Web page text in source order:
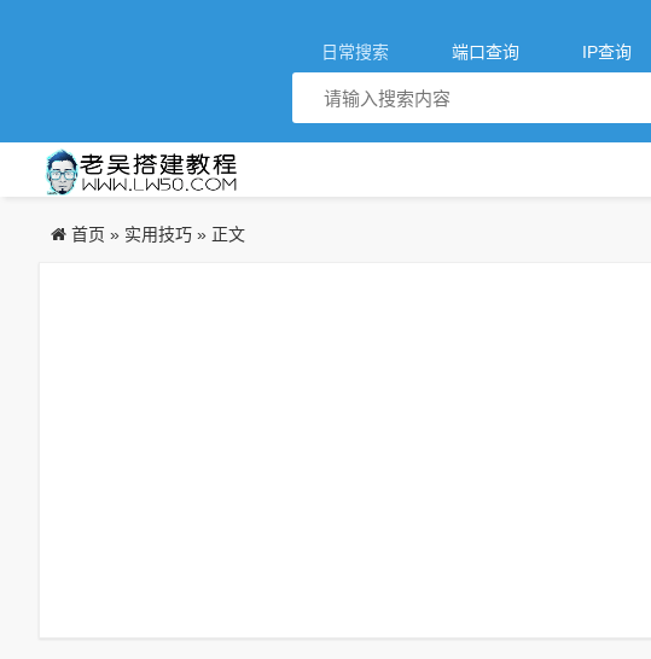
日常搜索 端口查询 IP查询
首页 » 实用技巧 » 正文